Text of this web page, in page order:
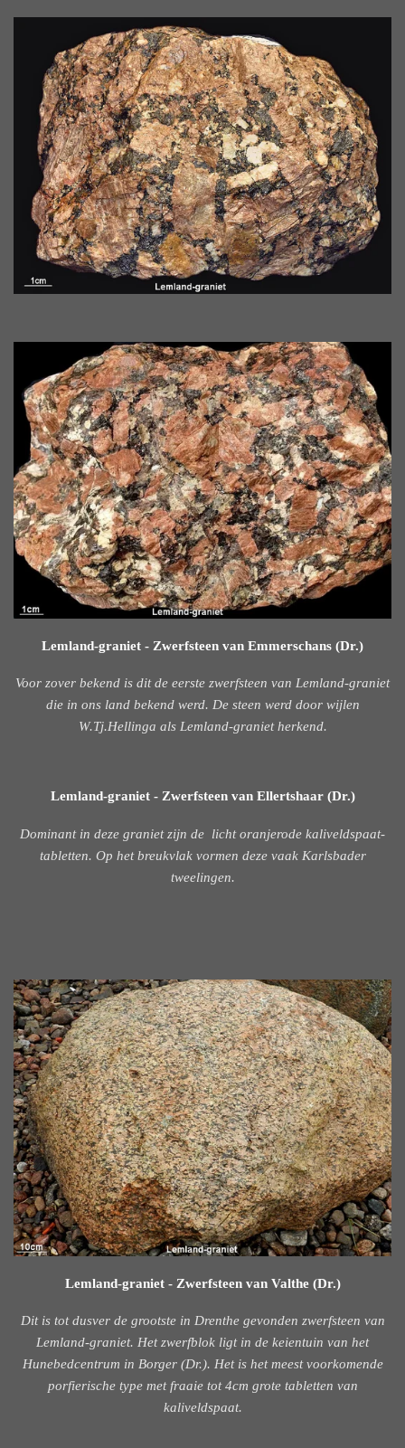
Lemland-graniet - Zwerfsteen van Emmerschans (Dr.)
Voor zover bekend is dit de eerste zwerfsteen van Lemland-graniet
die in ons land bekend werd. De steen werd door wijlen
W.Tj.Hellinga als Lemland-graniet herkend.
Lemland-graniet - Zwerfsteen van Ellertshaar (Dr.)
Dominant in deze graniet zijn de licht oranjerode kaliveldspaat-
tabletten. Op het breukvlak vormen deze vaak Karlsbader
tweelingen.
Lemland-graniet - Zwerfsteen van Valthe (Dr.)
Dit is tot dusver de grootste in Drenthe gevonden zwerfsteen van
Lemland-graniet. Het zwerfblok ligt in de keientuin van het
Hunebedcentrum in Borger (Dr.). Het is het meest voorkomende
porfierische type met fraaie tot 4cm grote tabletten van
kaliveldspaat.